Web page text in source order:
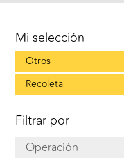
Mi selección
Otros
Recoleta
Filtrar por
Operación